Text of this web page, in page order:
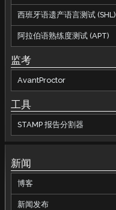
西班牙语遗产语言测试 (SHL)
阿拉伯语熟练度测试 (APT)
监考
AvantProctor
工具
STAMP 报告分割器
新闻
博客
新闻发布